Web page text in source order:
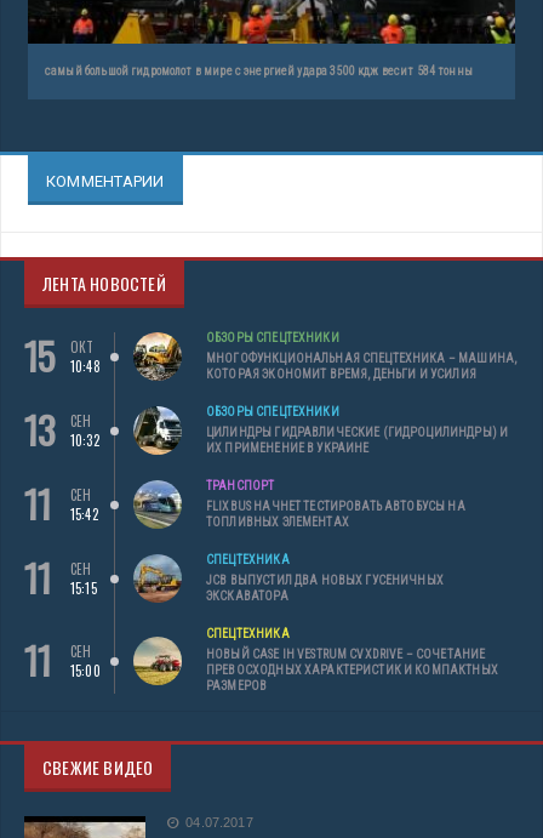
самый большой гидромолот в мире с энергией удара 3500 кдж весит 584 тонны
КОММЕНТАРИИ
ЛЕНТА НОВОСТЕЙ
15
ОКТ
10:48
ОБЗОРЫ СПЕЦТЕХНИКИ
МНОГОФУНКЦИОНАЛЬНАЯ СПЕЦТЕХНИКА – МАШИНА,
КОТОРАЯ ЭКОНОМИТ ВРЕМЯ, ДЕНЬГИ И УСИЛИЯ
13
СЕН
10:32
ОБЗОРЫ СПЕЦТЕХНИКИ
ЦИЛИНДРЫ ГИДРАВЛИЧЕСКИЕ (ГИДРОЦИЛИНДРЫ) И
ИХ ПРИМЕНЕНИЕ В УКРАИНЕ
11
СЕН
15:42
ТРАНСПОРТ
FLIXBUS НАЧНЕТ ТЕСТИРОВАТЬ АВТОБУСЫ НА
ТОПЛИВНЫХ ЭЛЕМЕНТАХ
11
СЕН
15:15
СПЕЦТЕХНИКА
JCB ВЫПУСТИЛ ДВА НОВЫХ ГУСЕНИЧНЫХ
ЭКСКАВАТОРА
11
СЕН
15:00
СПЕЦТЕХНИКА
НОВЫЙ CASE IH VESTRUM CVXDRIVE – СОЧЕТАНИЕ
ПРЕВОСХОДНЫХ ХАРАКТЕРИСТИК И КОМПАКТНЫХ
РАЗМЕРОВ
СВЕЖИЕ ВИДЕО
04.07.2017